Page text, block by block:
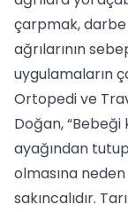
çarpmak,
ağrılarının
uygulamaların
Ortopedi ve
Doğan,
ayağından
olmasına
sakıncalıdır.